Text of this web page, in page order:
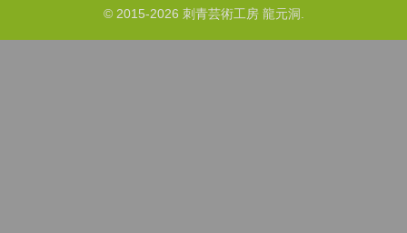
© 2015-2026 刺青芸術工房 龍元洞.